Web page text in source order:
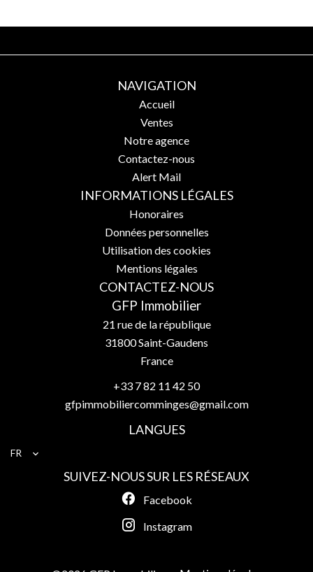
NAVIGATION
Accueil
Ventes
Notre agence
Contactez-nous
Alert Mail
INFORMATIONS LÉGALES
Honoraires
Données personnelles
Utilisation des cookies
Mentions légales
CONTACTEZ-NOUS
GFP Immobilier
21 rue de la république
31800Saint-Gaudens
France
+33 7 82 11 42 50
gfpimmobiliercomminges@gmail.com
LANGUES
FR
SUIVEZ-NOUS SUR LES RÉSEAUX
Facebook
Instagram